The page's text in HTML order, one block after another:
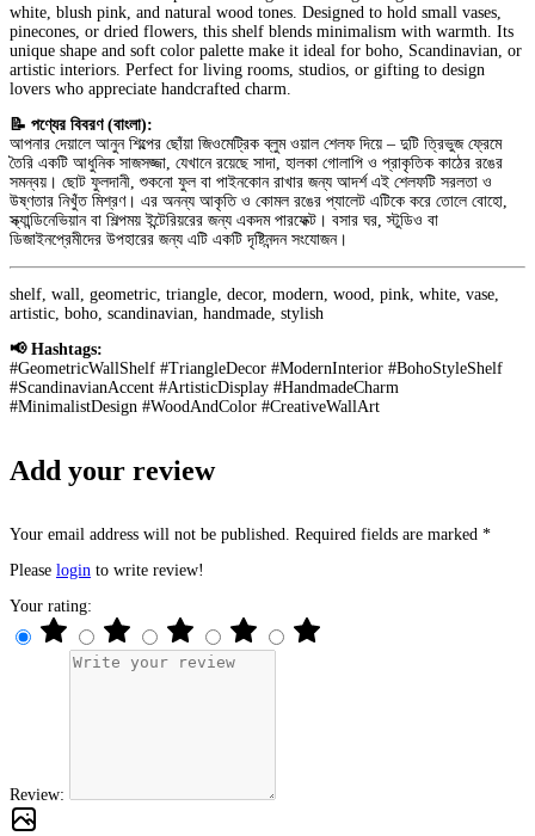
white, blush pink, and natural wood tones. Designed to hold small vases,
pinecones, or dried flowers, this shelf blends minimalism with warmth. Its
unique shape and soft color palette make it ideal for boho, Scandinavian, or
artistic interiors. Perfect for living rooms, studios, or gifting to design
lovers who appreciate handcrafted charm.
📝 পণ্যের বিবরণ (বাংলা):
আপনার দেয়ালে আনুন শিল্পের ছোঁয়া জিওমেট্রিক ব্লুম ওয়াল শেলফ দিয়ে – দুটি ত্রিভুজ ফ্রেমে
তৈরি একটি আধুনিক সাজসজ্জা, যেখানে রয়েছে সাদা, হালকা গোলাপি ও প্রাকৃতিক কাঠের রঙের
সমন্বয়। ছোট ফুলদানী, শুকনো ফুল বা পাইনকোন রাখার জন্য আদর্শ এই শেলফটি সরলতা ও
উষ্ণতার নিখুঁত মিশ্রণ। এর অনন্য আকৃতি ও কোমল রঙের প্যালেট এটিকে করে তোলে বোহো,
স্ক্যান্ডিনেভিয়ান বা শিল্পময় ইন্টেরিয়রের জন্য একদম পারফেক্ট। বসার ঘর, স্টুডিও বা
ডিজাইনপ্রেমীদের উপহারের জন্য এটি একটি দৃষ্টিনন্দন সংযোজন।
shelf, wall, geometric, triangle, decor, modern, wood, pink, white, vase,
artistic, boho, scandinavian, handmade, stylish
📢 Hashtags:
#GeometricWallShelf #TriangleDecor #ModernInterior #BohoStyleShelf
#ScandinavianAccent #ArtisticDisplay #HandmadeCharm
#MinimalistDesign #WoodAndColor #CreativeWallArt
Add your review
Your email address will not be published. Required fields are marked *
Please login to write review!
Your rating:
Review: